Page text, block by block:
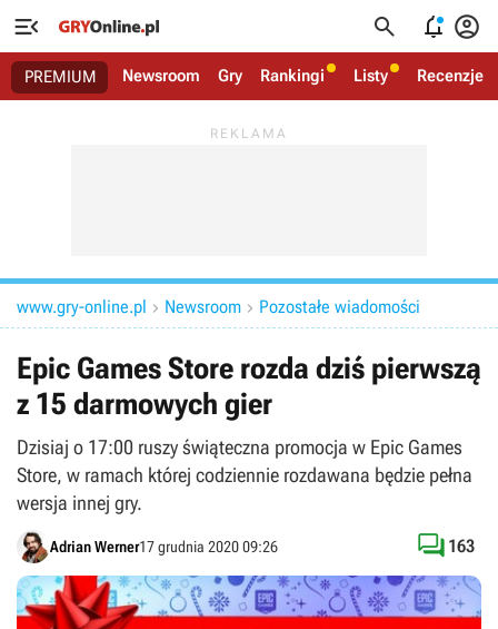
   
PREMIUM Newsroom Gry Rankingi Listy Recenzje
www.gry-online.pl  Newsroom  Pozostałe wiadomości
Epic Games Store rozda dziś pierwszą
z 15 darmowych gier
Dzisiaj o 17:00 ruszy świąteczna promocja w Epic Games
Store, w ramach której codziennie rozdawana będzie pełna
wersja innej gry.
Adrian Werner17 grudnia 2020 09:26  163